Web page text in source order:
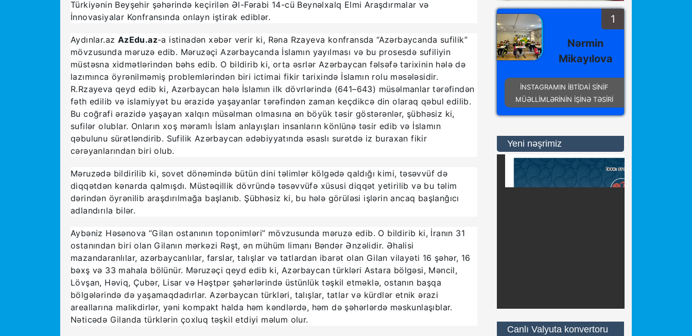
Türkiyənin Beyşehir şəhərində keçirilən Əl-Fərabi 14-cü Beynəlxalq Elmi Araşdırmalar və
İnnovasiyalar Konfransında onlayn iştirak ediblər.
Aydınlar.az AzEdu.az-a istinadən xəbər verir ki, Rəna Rzayeva konfransda “Azərbaycanda sufilik”
mövzusunda məruzə edib. Məruzəçi Azərbaycanda İslamın yayılması və bu prosesdə sufiliyin
müstəsna xidmətlərindən bəhs edib. O bildirib ki, orta əsrlər Azərbaycan fəlsəfə tarixinin hələ də
lazımınca öyrənilməmiş problemlərindən biri ictimai fikir tarixində İslamın rolu məsələsidir.
R.Rzayeva qeyd edib ki, Azərbaycan hələ İslamın ilk dövrlərində (641–643) müsəlmanlar tərəfindən
fəth edilib və islamiyyət bu ərazidə yaşayanlar tərəfindən zaman keçdikcə din olaraq qəbul edilib.
Bu coğrafi ərazidə yaşayan xalqın müsəlman olmasına ən böyük təsir göstərənlər, şübhəsiz ki,
sufilər olublar. Onların xoş məramlı İslam anlayışları insanların könlünə təsir edib və İslamın
qəbulunu sürətləndirib. Sufilik Azərbaycan ədəbiyyatında əsaslı surətdə iz buraxan fikir
cərəyanlarından biri olub.
Məruzədə bildirilib ki, sovet dönəmində bütün dini təlimlər kölgədə qaldığı kimi, təsəvvüf də
diqqətdən kənarda qalmışdı. Müstəqillik dövründə təsəvvüfə xüsusi diqqət yetirilib və bu təlim
dərindən öyrənilib araşdırılmağa başlanıb. Şübhəsiz ki, bu hələ görüləsi işlərin ancaq başlanğıcı
adlandırıla bilər.
Aybəniz Həsənova “Gilan ostanının toponimləri” mövzusunda məruzə edib. O bildirib ki, İranın 31
ostanından biri olan Gilanın mərkəzi Rəşt, ən mühüm limanı Bəndər Ənzəlidir. Əhalisi
mazandaranlılar, azərbaycanlılar, farslar, talışlar və tatlardan ibarət olan Gilan vilayəti 16 şəhər, 16
bəxş və 33 mahala bölünür. Məruzəçi qeyd edib ki, Azərbaycan türkləri Astara bölgəsi, Məncil,
Lövşan, Həviq, Çubər, Lisar və Həştpər şəhərlərində üstünlük təşkil etməklə, ostanın başqa
bölgələrində də yaşamaqdadırlar. Azərbaycan türkləri, talışlar, tatlar və kürdlər etnik ərazi
areallarına malikdirlər, yəni kompakt halda həm kəndlərdə, həm də şəhərlərdə məskunlaşıblar.
Nəticədə Gilanda türklərin çoxluq təşkil etdiyi məlum olur.
1
Nərmin
Mikayılova
İNSTAGRAMIN İBTİDAİ SİNİF
MÜƏLLİMLƏRİNİN İŞİNƏ TƏSİRİ
Yeni nəşrimiz
Canlı Valyuta konvertoru